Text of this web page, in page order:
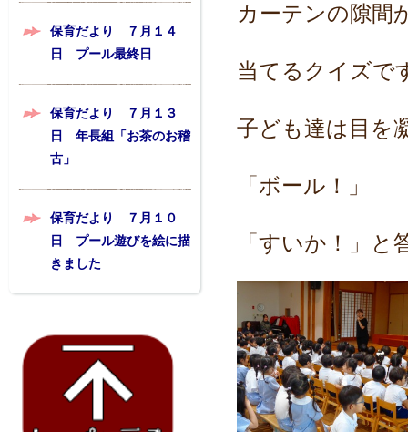
保育だより ７月１４
日 プール最終日
保育だより ７月１３
日 年長組「お茶のお稽
古」
保育だより ７月１０
日 プール遊びを絵に描
きました
カーテンの隙間
当てるクイズで
子ども達は目を
「ボール！」
「すいか！」